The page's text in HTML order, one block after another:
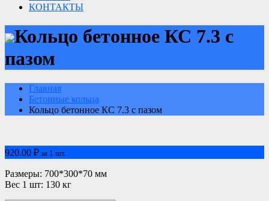
КОНТАКТЫ
Кольцо бетонное КС 7.3 с
пазом
Главная
Бетонные кольца
Кольцо бетонное КС 7.3 с пазом
920.00 ₽ за 1 шт.
Размеры: 700*300*70 мм
Вес 1 шт: 130 кг